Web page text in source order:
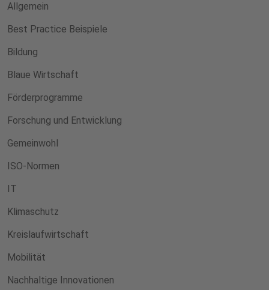
Allgemein
Best Practice Beispiele
Bildung
Blaue Wirtschaft
Förderprogramme
Forschung und Entwicklung
Gemeinwohl
ISO-Normen
IT
Klimaschutz
Kreislaufwirtschaft
Mobilität
Nachhaltige Innovationen